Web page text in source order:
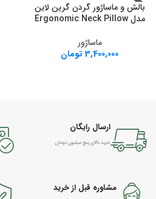
بالش و ماساژور گردن گرین لاین
مدل Ergonomic Neck Pillow
ماساژور
3,400,000 تومان
ارسال رایگان
خرید بالای پنج میلیون تومان
مشاوره قبل از خرید